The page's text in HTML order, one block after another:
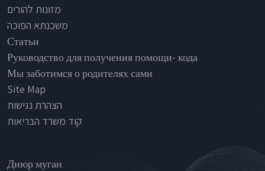
מזונות להורים
משכנתא הפוכה
Статьи
Руководство для получения помощи- кода
Мы заботимся о родителях сами
Site Map
הצהרת נגישות
קוד משרד הבריאות
Nursinghouse type
Диюр муган